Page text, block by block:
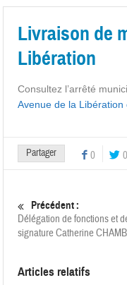
Livraison de
Libération
Consultez l’arrêté
Avenue de la
Partager 0 0
Précédent :
Délégation de fonctions et
signature Catherine
Articles relatifs